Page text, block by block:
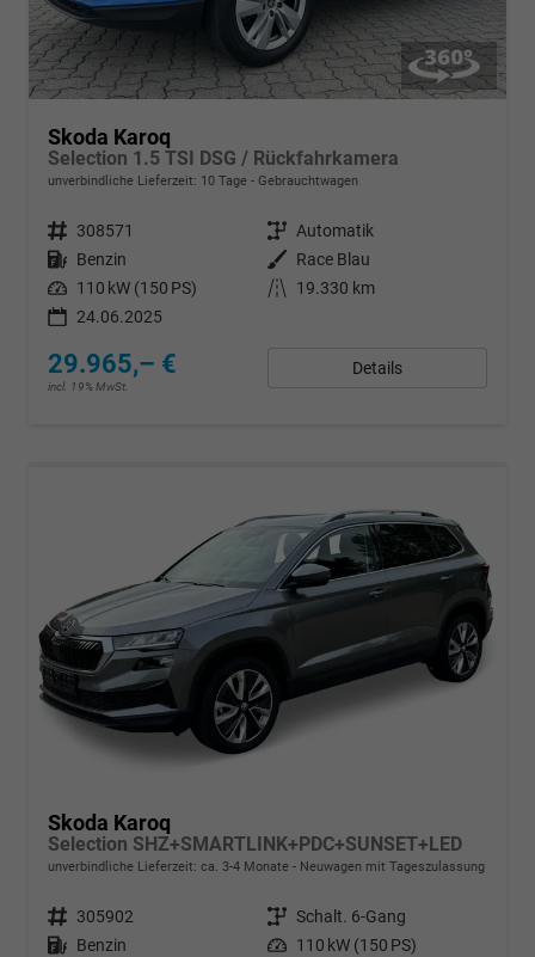
Skoda Karoq
Selection 1.5 TSI DSG / Rückfahrkamera
unverbindliche Lieferzeit: 10 Tage Gebrauchtwagen
Fahrzeugnr. 308571 Getriebe Automatik
Kraftstoff Benzin Außenfarbe
Race Blau
Leistung 110 kW (150 PS) Kilometerstand
19.330 km
24.06.2025
29.965,– €
incl. 19% MwSt.
Details
Skoda Karoq
Selection SHZ+SMARTLINK+PDC+SUNSET+LED
unverbindliche Lieferzeit: ca. 3-4 Monate Neuwagen mit Tageszulassung
Fahrzeugnr. 305902 Getriebe Schalt. 6-Gang
Kraftstoff Benzin Leistung 110 kW (150 PS)